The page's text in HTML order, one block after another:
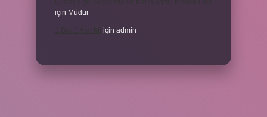
için Müdür
için admin